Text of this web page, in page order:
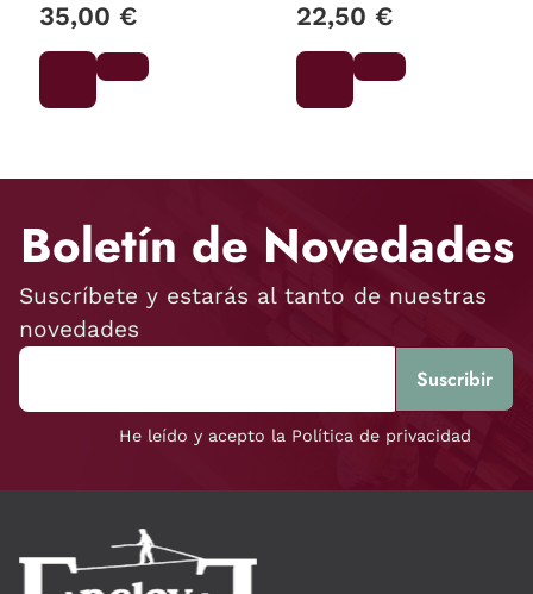
35,00 € 22,50 €
Boletín de Novedades
Suscríbete y estarás al tanto de nuestras
novedades
He leído y acepto la Política de privacidad